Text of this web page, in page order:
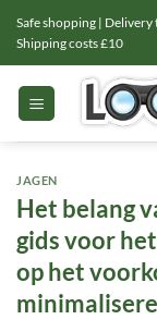
naar
inhoud
Safe shopping |
Shipping costs £10
JAGEN
Het belang
gids voor
op het